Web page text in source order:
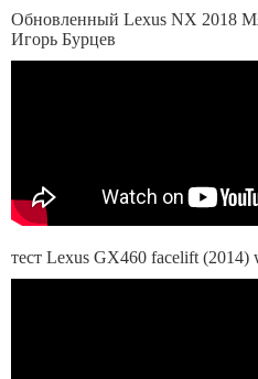
Обновленный Lexus NX 2018
Игорь Бурцев
тест Lexus GX460 facelift (2014)